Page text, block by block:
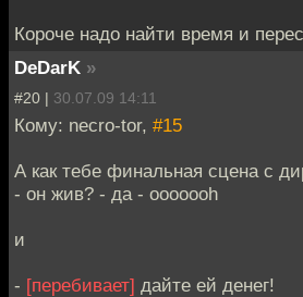
Короче надо найти время и
DeDarK »
#20 | 30.07.09 14:11
Кому: necro-tor, #15
А как тебе финальная сцена с
- он жив? - да - ooooooh
и
- [перебивает] дайте ей денег!